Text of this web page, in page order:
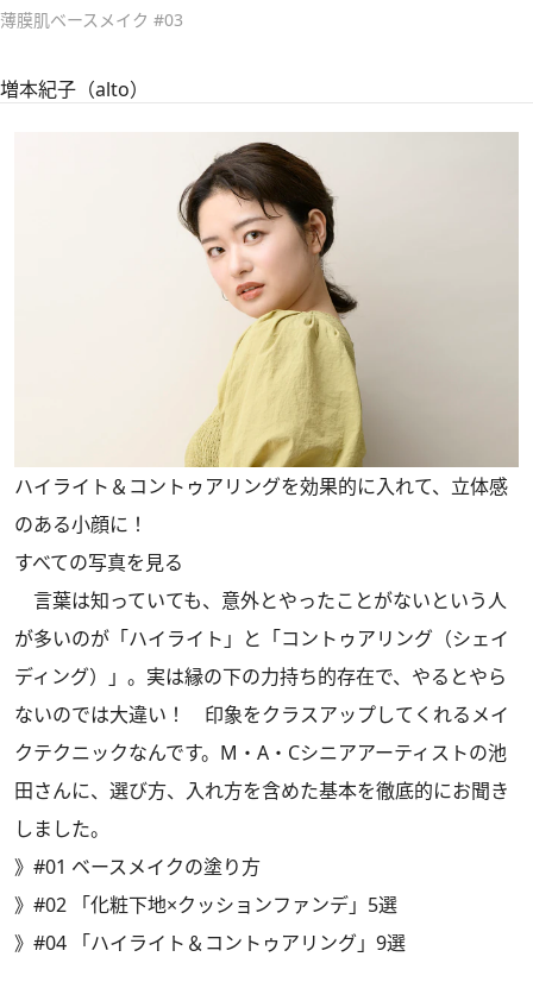
薄膜肌ベースメイク #03
増本紀子（alto）
ハイライト＆コントゥアリングを効果的に入れて、立体感
のある小顔に！
すべての写真を見る
言葉は知っていても、意外とやったことがないという人
が多いのが「ハイライト」と「コントゥアリング（シェイ
ディング）」。実は縁の下の力持ち的存在で、やるとやら
ないのでは大違い！ 印象をクラスアップしてくれるメイ
クテクニックなんです。M・A・Cシニアアーティストの池
田さんに、選び方、入れ方を含めた基本を徹底的にお聞き
しました。
》 #01 ベースメイクの塗り方
》 #02 「化粧下地×クッションファンデ」5選
》 #04 「ハイライト＆コントゥアリング」9選